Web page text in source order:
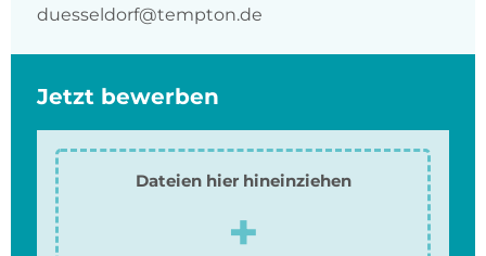
duesseldorf@tempton.de
Jetzt bewerben
Dateien hier hineinziehen